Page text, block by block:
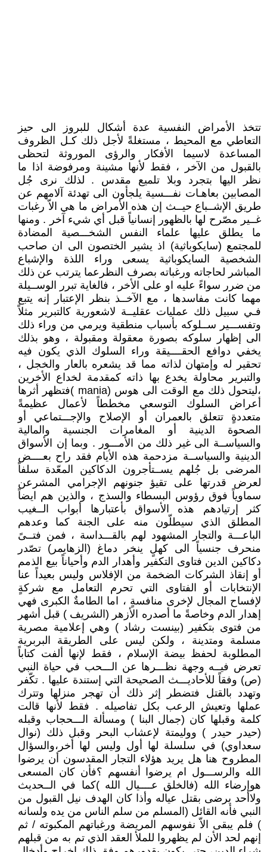
تتخذ الأمراض النفسية عدة أشكال للبروز الى حيز
التعاطي مع المحيط ، مستغلةً لأجل ذلك كـل الظروف
المساعدة لاسيما الأفكار والرؤى الموروثة لتحظى
بالقبول من الآخر ، فقط لأنها مشينة ومرفوضة اذا ما
نظر اليها بتجرد وبلا تلميع مقدس . لذلك نرى جُل
المصابين بعاهـات نفـــسية يلجأون الى تهدئة آلامهم عن
طريق الإشــباع حيــث إن هذه الأمراض ما هي الاّ رغبات
غــير مصّرح لها بالظهور إنسانياً قبل أي شيء آخر . ومنها
ما يطلق عليها علماء النفس الشخـــصية المضادة
للمجتمع (سايكوباثية) اذ يشير الختصون الى ان صاحب
الشخصية السايكوباثية يسعى وراء اللذة والإشباع
المباشر لحاجاته ورغباته بصرف النظرعما يترتب عن ذلك
من ضرر سواءً عليه او على الأخر ، فالغاية تبرر الوســيلة
مهما كانت مفاسدها ، مع الآخــذ بنظر الإعتبار إنه يتبع
فـي سبيل ذلك عمليات عقليــة لاشعورية كالتبرير مثلاً
وتفســـير ســلوكه بأسباب منطقية ويرمي من وراء ذلك
الى إظهار سلوكه بصورة معقولة ومقبولة ، وهو بذلك
يخفي دوافع الحقــــيقة وراء السلوك الذي يكون فيه
تحقير له وإمتهان لذاته مما قد يشعره بالعار والخجل ،
والتبرير محاولة يخدع بها ذاته كمقدمة لخداع الأخرين
،ليتحول ذلك مع الوقت الى هوس (mania )فتظهر أثرها
أعراض السلوك التوسعي مخططاً لأعمال عظيمةً
متعددةٍ تتعلق بالعمران أو الإصلاح والإجـــتماعي أو
الصحوة الدينية أو المغامرات الجنسية والمالية
والسياســة الى غير ذلك من الأمـــور . وبما إن الأسواق
الدينية والسياســة مزدحمة هذه الأيام فقد راح بعــــض
المرضى بل جُلهم يســتأجرون الدكاكين المعّدة سلفاً
لعرض قدرتها على تقيؤ جنونهم الإجرامي المشرعن
سماوياً فوق رؤوس البسطاء والسذج ، والذين هم ايضاً
كثر إرتيادهم هذه الأسواق بأعتبارها أبواب الــغيب
المطلق الذي سيطلّون منه على الجنة كما وعدهم
الباعـــة والتجار المشهود لهم بالقـــداسة ، فمن فتــىً
منحرف جنسياً الى كهلٍ ينخر دماغ (الزهايمر) تصّدر
دكاكين الدين فتاوى التكفير وأهدار الدم وأحياناً بيع الذمم
أو إنقاذ الشركات الضخمة من الإفلاس وليس بعيداً عنا
الإنتخابات أو الفتاوى التي تحرم التعامل مع شركةٍ
لإفساح المجال لإخرى منافسةٍ ، اما الطامةٌ الكبرى فهي
إهدار الدم وخاصةً ما أصدره الأزهر (الشريف ) قبل أشهر
من فتوى بتكفير (بينست رشاد ) وهي إعلامية مصرية
مسلمة ومتدينة ، ولكن ليس على الطريقة البربرية
المطلوبة لحفظ بيضة الإسلام ، فقط لإنها ألفت كتاباً
تعرض فيــه وجهة نظـــرها عن الـــحب في حياة النبي
(ص) وفقاً للأحاديـــث الصحيحة التي إستندة عليها . تكّفر
وتهدد بالقتل فتضطر إثر ذلك أن تهجر منزلها وتترك
عملها وتعيش الرعب بكل تفاصيله . فقط لأنها قالت
كلمة وقبلها كان (جمال البنا ) ومسألة الـــحجاب وقبله
(حيدر حيدر ) ووليمتة لإعشاب البحر وقبل ذلك (نوال
سعداوي) في سلسلة لها أول وليس لها أخر،والسؤال
المطروح هنا هل يريد هؤلاء التجار المقدسون أن يرضوا
الله والرســـول ام يرضوا أنفسهم ؟فأن كان المسعى
هوإرضاء الله (فالخلق عــــيال الله )كما في الــحديث
ولاأحد يرضى بقتل عياله وأذا كان الهدف نيل القبول من
النبي فأنه القائل (المسلم من سلم الناس من يده ولسانه
) فلم يبقى الاّ نفوسهم المريضة ورغباتهم المكبوته / ثم
إنهم لحد الأن لم يظهروا للملأ العقد الذي تم به من قبلهم